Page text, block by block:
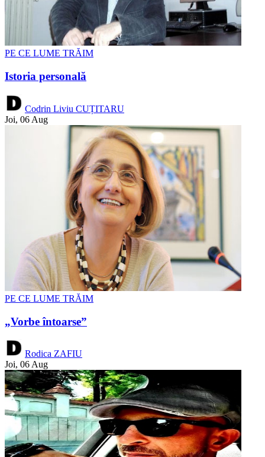
PE CE LUME TRĂIM
Istoria personală
Codrin Liviu CUȚITARU
Joi, 06 Aug
PE CE LUME TRĂIM
„Vorbe întoarse”
Rodica ZAFIU
Joi, 06 Aug